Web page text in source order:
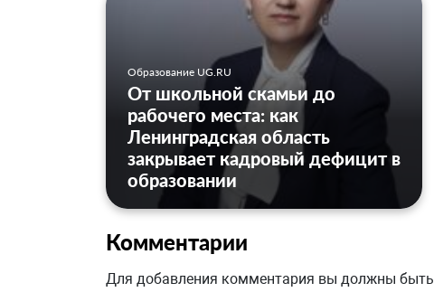
Образование UG.RU
От школьной скамьи до
рабочего места: как
Ленинградская область
закрывает кадровый дефицит в
образовании
Комментарии
Для добавления комментария вы должны быть